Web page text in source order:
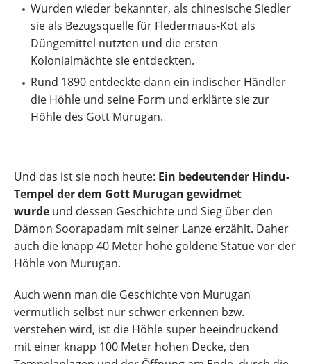
Wurden wieder bekannter, als chinesische Siedler
sie als Bezugsquelle für Fledermaus-Kot als
Düngemittel nutzten und die ersten
Kolonialmächte sie entdeckten.
Rund 1890 entdeckte dann ein indischer Händler
die Höhle und seine Form und erklärte sie zur
Höhle des Gott Murugan.
Und das ist sie noch heute: Ein bedeutender Hindu-
Tempel der dem Gott Murugan gewidmet
wurde und dessen Geschichte und Sieg über den
Dämon Soorapadam mit seiner Lanze erzählt. Daher
auch die knapp 40 Meter hohe goldene Statue vor der
Höhle von Murugan.
Auch wenn man die Geschichte von Murugan
vermutlich selbst nur schwer erkennen bzw.
verstehen wird, ist die Höhle super beeindruckend
mit einer knapp 100 Meter hohen Decke, den